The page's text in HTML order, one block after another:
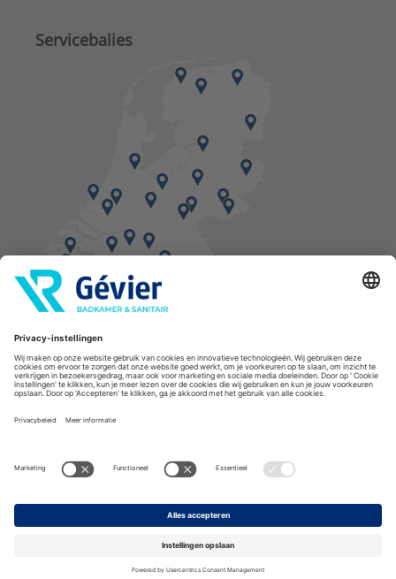
Assortiment
Servicebalies
Vind een balie in de buurt
* Bestellingen geplaatst in het weekend worden, mits voorradig, dinsdag geleverd.
Cookies
Algemene voorwaarden